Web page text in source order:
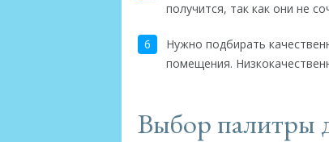
получится, так как они не
Нужно подбирать
помещения.
Выбор палитры